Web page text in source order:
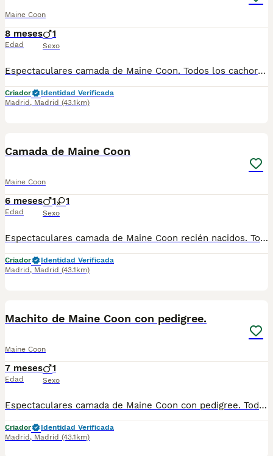
Maine Coon
8 meses
Edad
1
Sexo
Espectaculares camada de Maine Coon. Todos los cachorritos se entregan con unos dos meses y medio de edad y sus vacunas correspondientes, desparasitados interna y externamente, con certificado de salud, y garantía tanto por enfermedad vírica como congénito genética. Posibilidad de entregar en toda España mediante transporte propio preparado para animales y con chofer privado. Los precios pueden variar según las características y morfología de cada cachorro. Añádenos al whats app o llámanos, y encantados atenderemos todas tus dudas y consultas. Teléfono / Whats app: 641 92 23 90
Criador
Identidad Verificada
Madrid , Madrid (43.1km)
Camada de Maine Coon
Maine Coon
6 meses
Edad
1 1
Sexo
Espectaculares camada de Maine Coon recién nacidos. Todos los cachorritos se entregan con unos dos meses y medio de edad y sus vacunas correspondientes, desparasitados interna y externamente, con certificado de salud, y garantía tanto por enfermedad vírica como congénito genética. Posibilidad de entregar en toda España mediante transporte propio preparado para animales y con chofer privado. Los precios pueden variar según las características y morfología de cada cachorro. Añádenos al whats app o llámanos, y encantados atenderemos todas tus dudas y consultas. Teléfono / Whats app: 641 92 23 90
Criador
Identidad Verificada
Madrid , Madrid (43.1km)
Machito de Maine Coon con pedigree.
Maine Coon
7 meses
Edad
1
Sexo
Espectaculares camada de Maine Coon con pedigree. Todos los cachorritos se entregan con unos dos meses y medio de edad y sus vacunas correspondientes, desparasitados interna y externamente, con certificado de salud, y garantía tanto por enfermedad vírica como congénito genética. Posibilidad de entregar en toda España mediante transporte propio preparado para animales y con chofer privado. Los precios pueden variar según las características y morfología de cada cachorro. Añádenos al whats app o llámanos, y encantados atenderemos todas tus dudas y consultas. Teléfono / Whats app: 641 92 23 90
Criador
Identidad Verificada
Madrid , Madrid (43.1km)